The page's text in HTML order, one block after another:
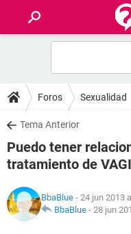
FOROS
SALUD
FAMILIA
NUTRICIÓN
Foros Sexualidad
Tema Anterior
Puedo tener
tratamiento de
BbaBlue - 24 jun 2013
BbaBlue - 28 jun